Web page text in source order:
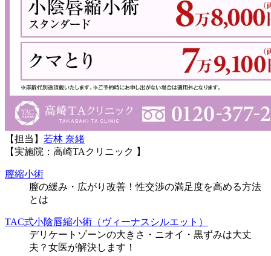
【担当】 若林 奈緒
【実施院：高崎TAクリニック 】
膣縮小術
膣の緩み・広がり改善！性交渉の満足度を高める方法
とは
TAC式小陰唇縮小術（ヴィーナスシルエット）
デリケートゾーンの大きさ・ニオイ・黒ずみは大丈
夫？女医が解決します！